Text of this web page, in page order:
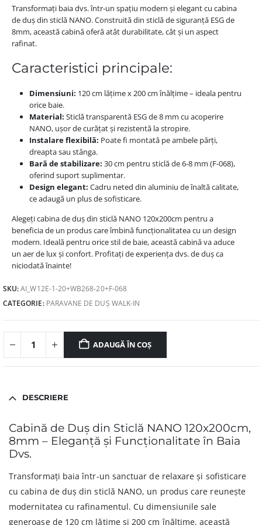
Transformați baia dvs. într-un spațiu modern și elegant cu cabina
de duș din sticlă NANO. Construită din sticlă de siguranță ESG de
8mm, această cabină oferă atât durabilitate, cât și un aspect
rafinat.
Caracteristici principale:
Dimensiuni: 120 cm lățime x 200 cm înălțime – ideala pentru
orice baie.
Material: Sticlă transparentă ESG de 8 mm cu acoperire
NANO, ușor de curățat și rezistentă la stropire.
Instalare flexibilă: Poate fi montată pe ambele părți,
dreapta sau stânga.
Bară de stabilizare: 30 cm pentru sticlă de 6-8 mm (F-068),
oferind suport suplimentar.
Design elegant: Cadru neted din aluminiu de înaltă calitate,
ce adaugă un plus de sofisticare.
Alegeți cabina de duș din sticlă NANO 120x200cm pentru a
beneficia de un produs care îmbină funcționalitatea cu un design
modern. Ideală pentru orice stil de baie, această cabină va aduce
un aer de lux și confort. Profitați de experiența dvs. de duș ca
niciodată înainte!
SKU:AI_W12E-1-20+WB268-20+F-068
CATEGORIE: PARAVANE DE DUȘ WALK-IN
ADAUGĂ ÎN COȘ
DESCRIERE
Cabină de Duș din Sticlă NANO 120x200cm,
8mm – Eleganță și Funcționalitate în Baia
Dvs.
Transformați baia într-un sanctuar de relaxare și sofisticare
cu cabina de duș din sticlă NANO, un produs care reunește
modernitatea cu rafinamentul. Cu dimensiunile sale
generoase de 120 cm lățime și 200 cm înălțime, această